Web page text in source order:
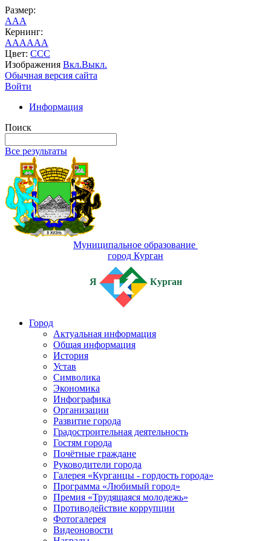
Размер:
AAA
Кернинг:
AAAAAA
Цвет: CCC
Изображения Вкл.Выкл.
Обычная версия сайта
Войти
Информация
Поиск
Все результаты
Муниципальное образование
город Курган
Я Курган
Город
Актуальная информация
Общая информация
История
Устав
Символика
Экономика
Инфографика
Организации
Развитие города
Градостроительная деятельность
Гостям города
Почётные граждане
Руководители города
Галерея «Курганцы - гордость города»
Программа «Любимый город»
Премия «Трудящаяся молодежь»
Противодействие коррупции
Фотогалерея
Видеоновости